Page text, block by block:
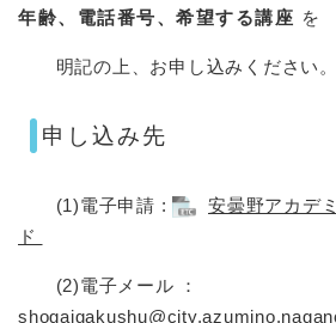
年齢、電話番号、希望する講座 を
明記の上、お申し込みください。
申し込み先
(1)電子申請 :
安曇野アカデ
ド
(2)電子メール ：